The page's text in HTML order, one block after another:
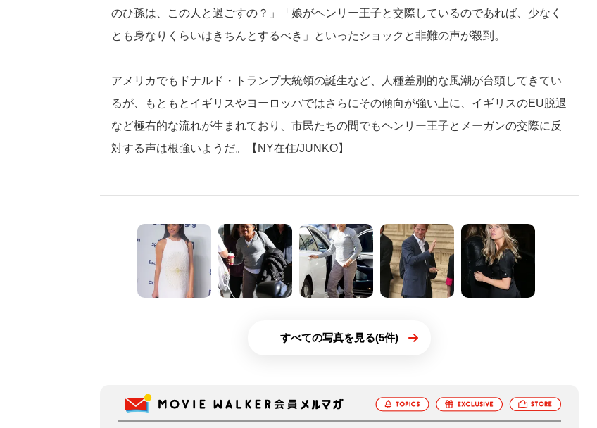
のひ孫は、この人と過ごすの？」「娘がヘンリー王子と交際しているのであれば、少なく
とも身なりくらいはきちんとするべき」といったショックと非難の声が殺到。
アメリカでもドナルド・トランプ大統領の誕生など、人種差別的な風潮が台頭してきてい
るが、もともとイギリスやヨーロッパではさらにその傾向が強い上に、イギリスのEU脱退
など極右的な流れが生まれており、市民たちの間でもヘンリー王子とメーガンの交際に反
対する声は根強いようだ。【NY在住/JUNKO】
すべての写真を見る(5件)